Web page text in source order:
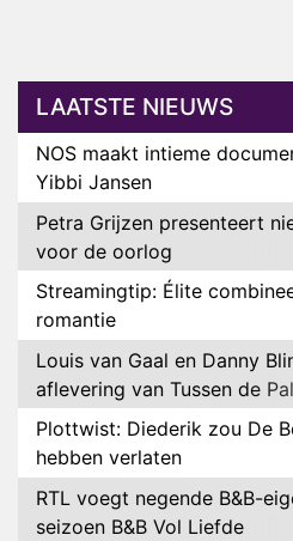
LAATSTE NIEUWS
NOS maakt intieme
Yibbi Jansen
Petra Grijzen presenteert
voor de oorlog
Streamingtip: Élite
romantie
Louis van Gaal en Danny
aflevering van Tussen de
Plottwist: Diederik zou De
hebben verlaten
RTL voegt negende B&B-
seizoen B&B Vol Liefde